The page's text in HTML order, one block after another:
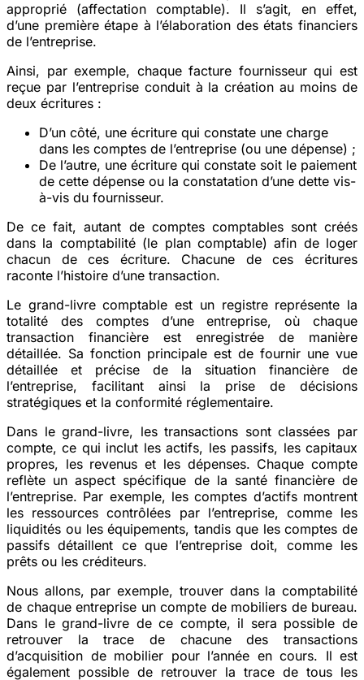
approprié (affectation comptable). Il s’agit, en effet,
d’une première étape à l’élaboration des états financiers
de l’entreprise.
Ainsi, par exemple, chaque facture fournisseur qui est
reçue par l’entreprise conduit à la création au moins de
deux écritures :
D’un côté, une écriture qui constate une charge
dans les comptes de l’entreprise (ou une dépense) ;
De l’autre, une écriture qui constate soit le paiement
de cette dépense ou la constatation d’une dette vis-
à-vis du fournisseur.
De ce fait, autant de comptes comptables sont créés
dans la comptabilité (le plan comptable) afin de loger
chacun de ces écriture. Chacune de ces écritures
raconte l’histoire d’une transaction.
Le grand-livre comptable est un registre représente la
totalité des comptes d’une entreprise, où chaque
transaction financière est enregistrée de manière
détaillée. Sa fonction principale est de fournir une vue
détaillée et précise de la situation financière de
l’entreprise, facilitant ainsi la prise de décisions
stratégiques et la conformité réglementaire.
Dans le grand-livre, les transactions sont classées par
compte, ce qui inclut les actifs, les passifs, les capitaux
propres, les revenus et les dépenses. Chaque compte
reflète un aspect spécifique de la santé financière de
l’entreprise. Par exemple, les comptes d’actifs montrent
les ressources contrôlées par l’entreprise, comme les
liquidités ou les équipements, tandis que les comptes de
passifs détaillent ce que l’entreprise doit, comme les
prêts ou les créditeurs.
Nous allons, par exemple, trouver dans la comptabilité
de chaque entreprise un compte de mobiliers de bureau.
Dans le grand-livre de ce compte, il sera possible de
retrouver la trace de chacune des transactions
d’acquisition de mobilier pour l’année en cours. Il est
également possible de retrouver la trace de tous les